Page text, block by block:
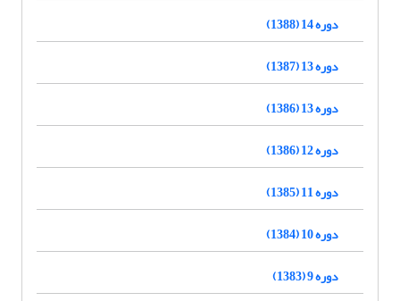
دوره 14 (1388)
دوره 13 (1387)
دوره 13 (1386)
دوره 12 (1386)
دوره 11 (1385)
دوره 10 (1384)
دوره 9 (1383)